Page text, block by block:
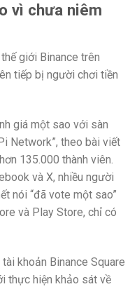
vì chưa niêm
giới Binance trên
tiếp bị người chơi tiền
giá một sao với sàn
Network”, theo bài viết
135.000 thành viên.
và X, nhiều người
nói “đã vote một sao”
và Play Store, chỉ có
khoản Binance Square
thực hiện khảo sát về